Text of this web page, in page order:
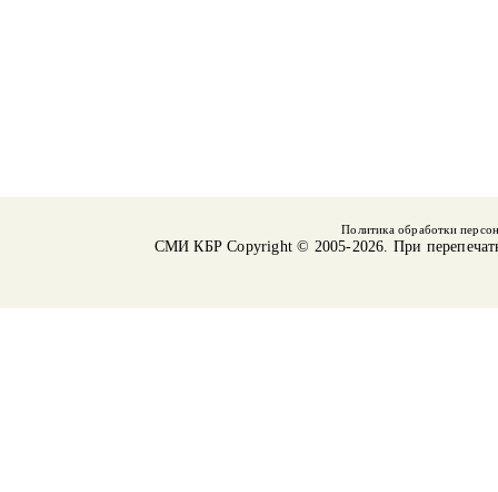
Политика обработки
СМИ КБРCopyright © 2005-2026. При